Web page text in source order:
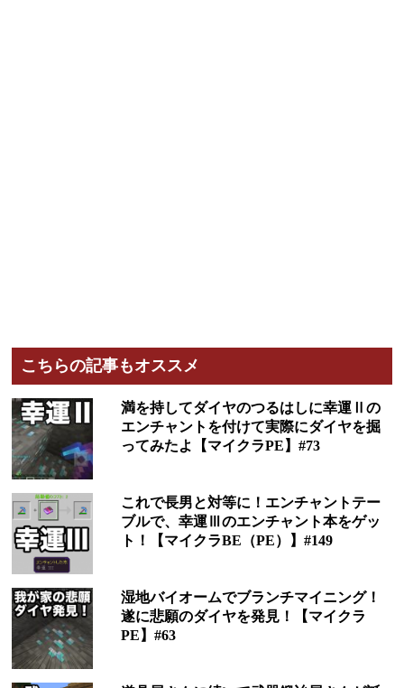
こちらの記事もオススメ
満を持してダイヤのつるはしに幸運Ⅱの
エンチャントを付けて実際にダイヤを掘
ってみたよ【マイクラPE】#73
これで長男と対等に！エンチャントテー
ブルで、幸運Ⅲのエンチャント本をゲッ
ト！【マイクラBE（PE）】#149
湿地バイオームでブランチマイニング！
遂に悲願のダイヤを発見！【マイクラ
PE】#63